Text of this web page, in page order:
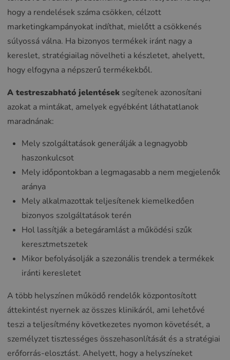
hogy a rendelések száma csökken, célzott
marketingkampányokat indíthat, mielőtt a csökkenés
súlyossá válna. Ha bizonyos termékek iránt nagy a
kereslet, stratégiailag növelheti a készletet, ahelyett,
hogy elfogyna a népszerű termékekből.
A testreszabható jelentések segítenek azonosítani
azokat a mintákat, amelyek egyébként láthatatlanok
maradnának:
Mely szolgáltatások generálják a legnagyobb
haszonkulcsot
Mely időpontokban a legmagasabb a nem megjelenők
aránya
Mely alkalmazottak teljesítenek kiemelkedően
bizonyos szolgáltatások terén
Hol lassítják a betegáramlást a működési szűk
keresztmetszetek
Mikor befolyásolják a szezonális trendek a termékek
iránti keresletet
A több helyszínen működő rendelők központosított
áttekintést nyernek az összes klinikáról, ami lehetővé
teszi a teljesítmény következetes nyomon követését, a
személyzet tisztességes összehasonlítását és a stratégiai
erőforrás-elosztást. Ahelyett, hogy a helyszíneket